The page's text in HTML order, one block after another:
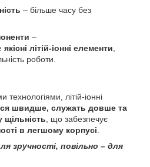
– більше часу без
–
якісні літій-іонні елементи,
роботи.
технологіями, літій-іонні
швидше, служать довше та
, що забезпечує
в легшому корпусі
зручності, повільно – для